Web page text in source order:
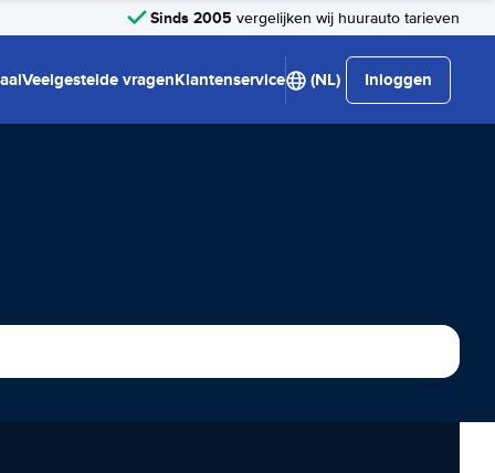
Sinds 2005 vergelijken wij huurauto tarieven
Veelgestelde vragenKlantenservice (NL) Inloggen